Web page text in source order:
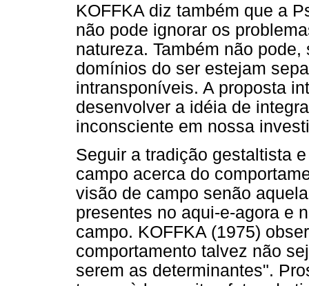
KOFFKA diz também que a
não pode ignorar os
natureza. Também não
domínios do ser estejam
intransponíveis. A proposta
desenvolver a idéia de
inconsciente em nossa
Seguir a tradição gestaltista
campo acerca do
visão de campo senão
presentes no aqui-e-agora e
campo. KOFFKA (1975)
comportamento talvez não
serem as determinantes".